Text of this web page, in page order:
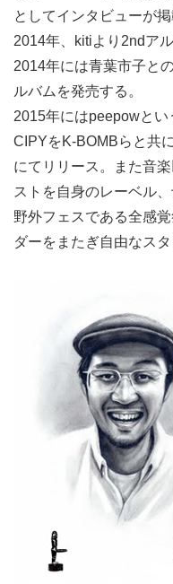
としてインタビューが
2014年、kitiより2ndア
2014年には青葉市子と
ルバムを発売する。
2015年にはpeepowと
CIPYをK-BOMBらと共
にてリリース。また音
ストを自身のレーベル
野外フェスである全感
ダーをまたぎ自由なス